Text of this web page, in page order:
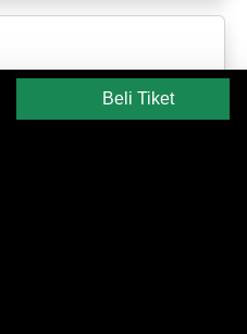
Beli Tiket